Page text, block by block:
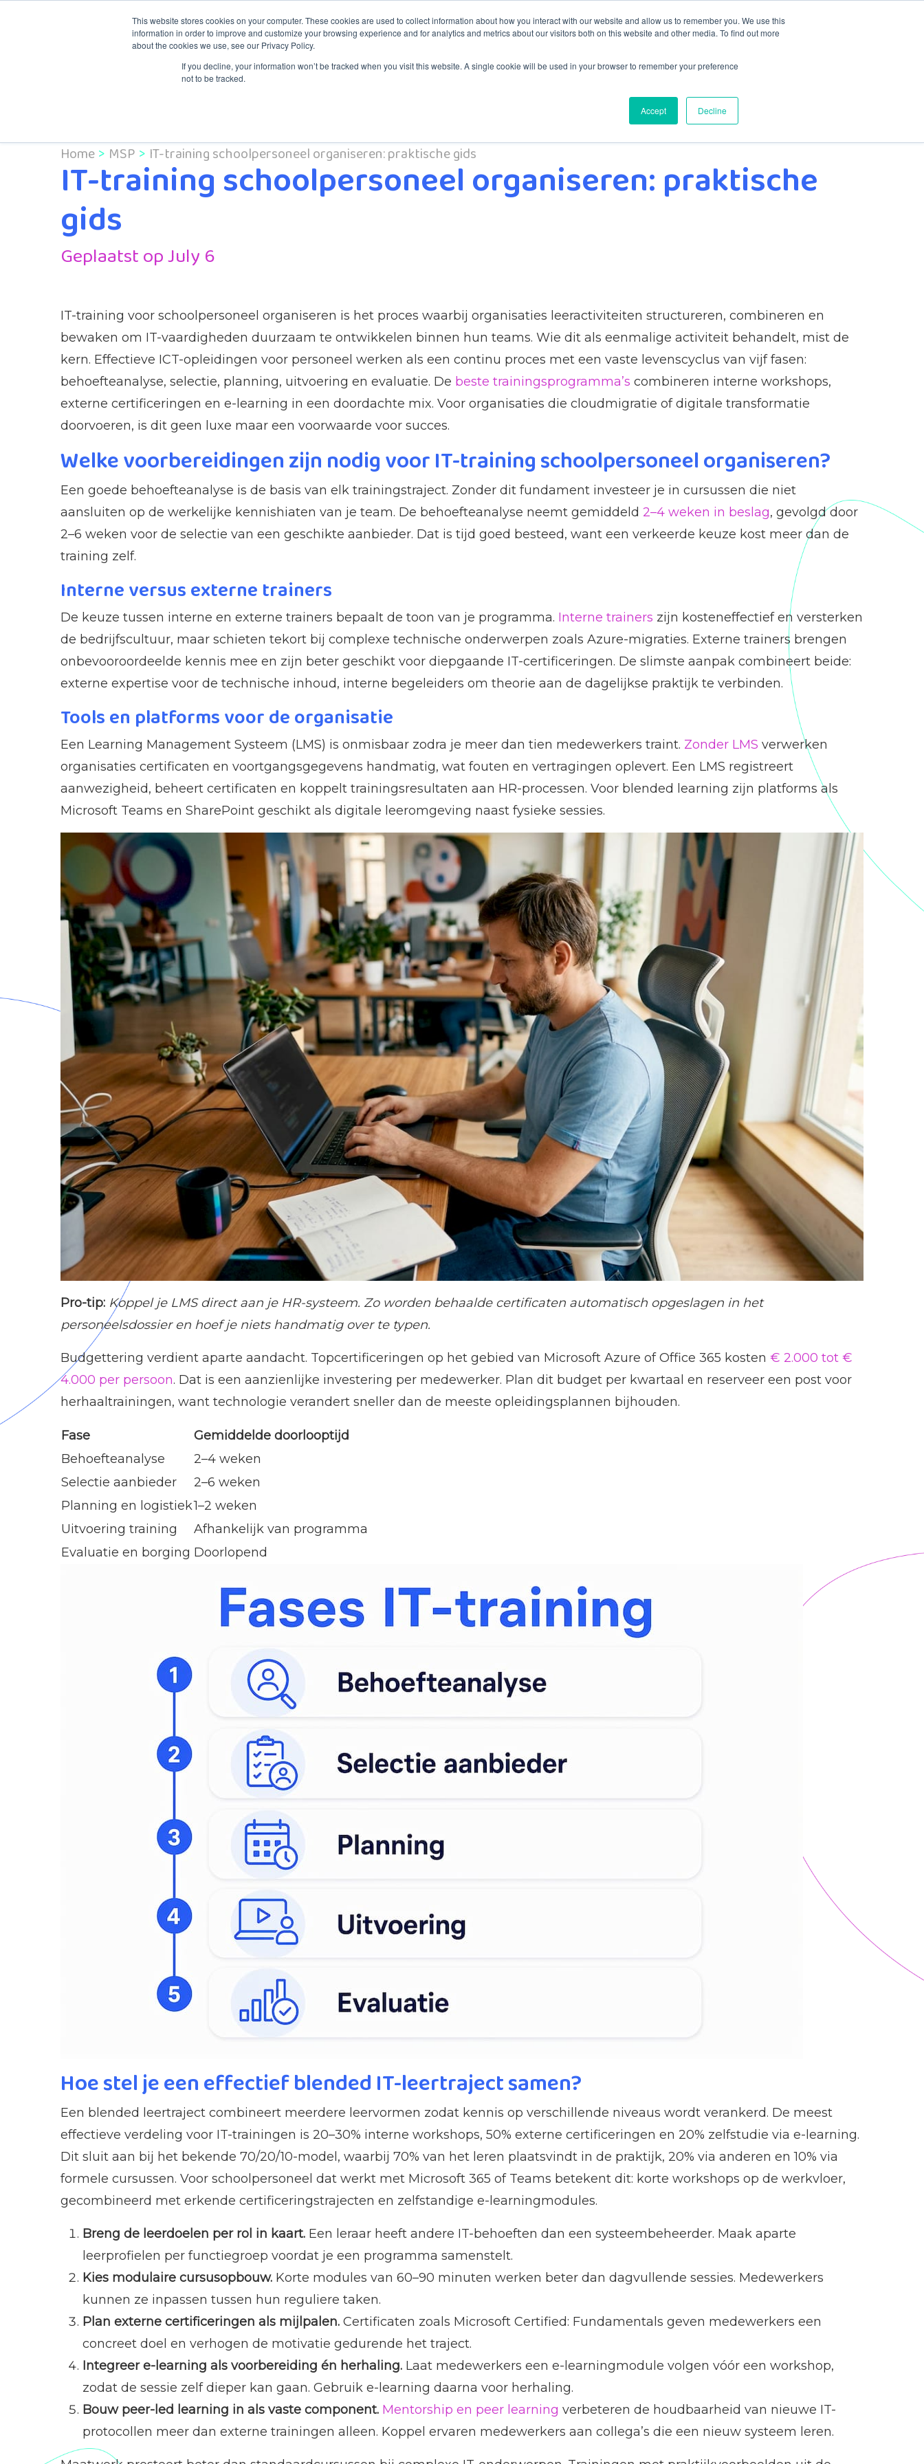
This website stores cookies on your computer. These cookies are used to collect information about how you interact with our website and allow us to remember you. We use this
information in order to improve and customize your browsing experience and for analytics and metrics about our visitors both on this website and other media. To find out more
about the cookies we use, see our Privacy Policy.
If you decline, your information won’t be tracked when you visit this website. A single cookie will be used in your browser to remember your preference
not to be tracked.
Accept Decline
Knowledge & Training
Home MSP IT-training schoolpersoneel organiseren: praktische gids
IT-training schoolpersoneel organiseren: praktische
gids
Geplaatst op July 6
IT-training voor schoolpersoneel organiseren is het proces waarbij organisaties leeractiviteiten structureren, combineren en
bewaken om IT-vaardigheden duurzaam te ontwikkelen binnen hun teams. Wie dit als eenmalige activiteit behandelt, mist de
kern. Effectieve ICT-opleidingen voor personeel werken als een continu proces met een vaste levenscyclus van vijf fasen:
behoefteanalyse, selectie, planning, uitvoering en evaluatie. De beste trainingsprogramma’s combineren interne workshops,
externe certificeringen en e-learning in een doordachte mix. Voor organisaties die cloudmigratie of digitale transformatie
doorvoeren, is dit geen luxe maar een voorwaarde voor succes.
Welke voorbereidingen zijn nodig voor IT-training schoolpersoneel organiseren?
Een goede behoefteanalyse is de basis van elk trainingstraject. Zonder dit fundament investeer je in cursussen die niet
aansluiten op de werkelijke kennishiaten van je team. De behoefteanalyse neemt gemiddeld 2–4 weken in beslag, gevolgd door
2–6 weken voor de selectie van een geschikte aanbieder. Dat is tijd goed besteed, want een verkeerde keuze kost meer dan de
training zelf.
Interne versus externe trainers
De keuze tussen interne en externe trainers bepaalt de toon van je programma. Interne trainers zijn kosteneffectief en versterken
de bedrijfscultuur, maar schieten tekort bij complexe technische onderwerpen zoals Azure-migraties. Externe trainers brengen
onbevooroordeelde kennis mee en zijn beter geschikt voor diepgaande IT-certificeringen. De slimste aanpak combineert beide:
externe expertise voor de technische inhoud, interne begeleiders om theorie aan de dagelijkse praktijk te verbinden.
Tools en platforms voor de organisatie
Een Learning Management Systeem (LMS) is onmisbaar zodra je meer dan tien medewerkers traint. Zonder LMS verwerken
organisaties certificaten en voortgangsgegevens handmatig, wat fouten en vertragingen oplevert. Een LMS registreert
aanwezigheid, beheert certificaten en koppelt trainingsresultaten aan HR-processen. Voor blended learning zijn platforms als
Microsoft Teams en SharePoint geschikt als digitale leeromgeving naast fysieke sessies.
Pro-tip: Koppel je LMS direct aan je HR-systeem. Zo worden behaalde certificaten automatisch opgeslagen in het
personeelsdossier en hoef je niets handmatig over te typen.
Budgettering verdient aparte aandacht. Topcertificeringen op het gebied van Microsoft Azure of Office 365 kosten € 2.000 tot €
4.000 per persoon. Dat is een aanzienlijke investering per medewerker. Plan dit budget per kwartaal en reserveer een post voor
herhaaltrainingen, want technologie verandert sneller dan de meeste opleidingsplannen bijhouden.
Fase
Gemiddelde doorlooptijd
Behoefteanalyse
2–4 weken
Selectie aanbieder
2–6 weken
Planning en logistiek1–2 weken
Uitvoering training
Afhankelijk van programma
Evaluatie en borging Doorlopend
Hoe stel je een effectief blended IT-leertraject samen?
Een blended leertraject combineert meerdere leervormen zodat kennis op verschillende niveaus wordt verankerd. De meest
effectieve verdeling voor IT-trainingen is 20–30% interne workshops, 50% externe certificeringen en 20% zelfstudie via e-learning.
Dit sluit aan bij het bekende 70/20/10-model, waarbij 70% van het leren plaatsvindt in de praktijk, 20% via anderen en 10% via
formele cursussen. Voor schoolpersoneel dat werkt met Microsoft 365 of Teams betekent dit: korte workshops op de werkvloer,
gecombineerd met erkende certificeringstrajecten en zelfstandige e-learningmodules.
Breng de leerdoelen per rol in kaart. Een leraar heeft andere IT-behoeften dan een systeembeheerder. Maak aparte
leerprofielen per functiegroep voordat je een programma samenstelt.
Kies modulaire cursusopbouw. Korte modules van 60–90 minuten werken beter dan dagvullende sessies. Medewerkers
kunnen ze inpassen tussen hun reguliere taken.
Plan externe certificeringen als mijlpalen. Certificaten zoals Microsoft Certified: Fundamentals geven medewerkers een
concreet doel en verhogen de motivatie gedurende het traject.
Integreer e-learning als voorbereiding én herhaling. Laat medewerkers een e-learningmodule volgen vóór een workshop,
zodat de sessie zelf dieper kan gaan. Gebruik e-learning daarna voor herhaling.
Bouw peer-led learning in als vaste component. Mentorship en peer learning verbeteren de houdbaarheid van nieuwe IT-
protocollen meer dan externe trainingen alleen. Koppel ervaren medewerkers aan collega’s die een nieuw systeem leren.